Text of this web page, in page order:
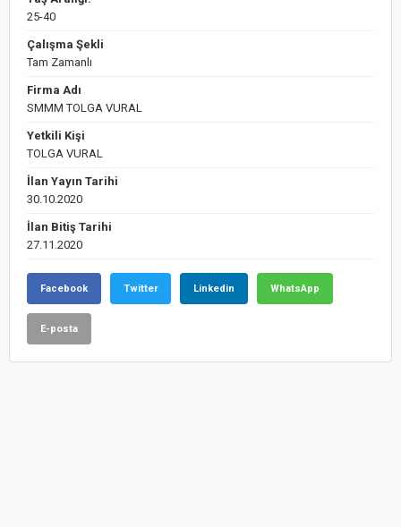
25-40
Çalışma Şekli
Tam Zamanlı
Firma Adı
SMMM TOLGA VURAL
Yetkili Kişi
TOLGA VURAL
İlan Yayın Tarihi
30.10.2020
İlan Bitiş Tarihi
27.11.2020
Facebook Twitter Linkedin WhatsApp
E-posta